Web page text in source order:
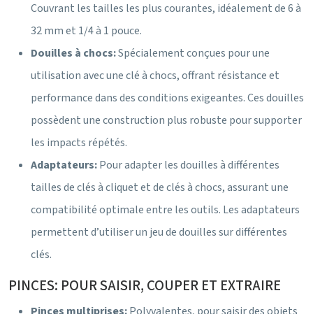
Couvrant les tailles les plus courantes, idéalement de 6 à
32 mm et 1/4 à 1 pouce.
Douilles à chocs:Spécialement conçues pour une
utilisation avec une clé à chocs, offrant résistance et
performance dans des conditions exigeantes. Ces douilles
possèdent une construction plus robuste pour supporter
les impacts répétés.
Adaptateurs:Pour adapter les douilles à différentes
tailles de clés à cliquet et de clés à chocs, assurant une
compatibilité optimale entre les outils. Les adaptateurs
permettent d’utiliser un jeu de douilles sur différentes
clés.
PINCES: POUR SAISIR, COUPER ET EXTRAIRE